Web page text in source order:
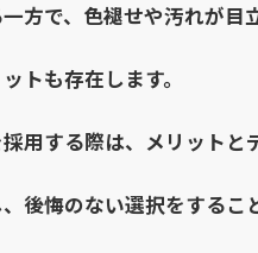
方で、色褪せや汚れが目
トも存在します。
用する際は、メリットと
後悔のない選択をするこ